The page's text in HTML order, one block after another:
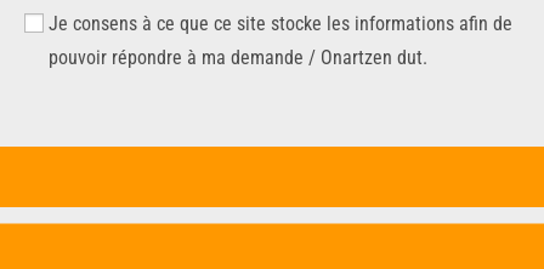
Je consens à ce que ce site stocke les informations afin de
pouvoir répondre à ma demande / Onartzen dut.